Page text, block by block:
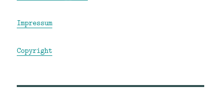
Impressum
Copyright